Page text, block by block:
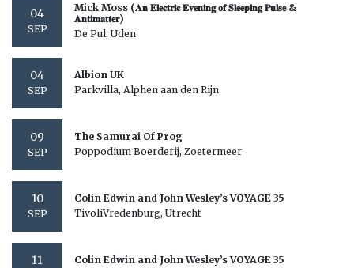
04
SEP
Mick Moss (𝐀𝐧 𝐄𝐥𝐞𝐜𝐭𝐫𝐢𝐜 𝐄𝐯𝐞𝐧𝐢𝐧𝐠 𝐨𝐟 𝐒𝐥𝐞𝐞𝐩𝐢𝐧𝐠 𝐏𝐮𝐥𝐬𝐞 &
𝐀𝐧𝐭𝐢𝐦𝐚𝐭𝐭𝐞𝐫)
De Pul, Uden
04
SEP
Albion UK
Parkvilla, Alphen aan den Rijn
09
SEP
The Samurai Of Prog
Poppodium Boerderij, Zoetermeer
10
SEP
Colin Edwin and John Wesley’s VOYAGE 35
TivoliVredenburg, Utrecht
11
Colin Edwin and John Wesley’s VOYAGE 35